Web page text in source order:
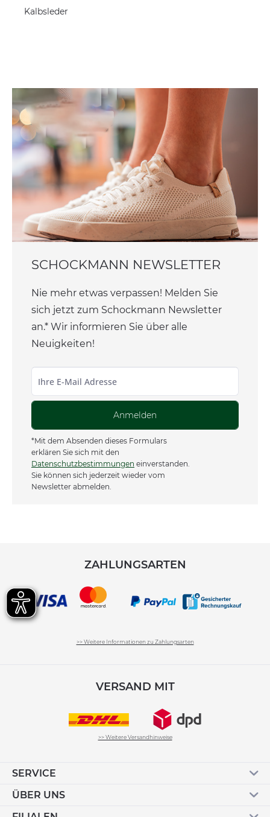
Kalbsleder
SCHOCKMANN NEWSLETTER
Nie mehr etwas verpassen! Melden Sie
sich jetzt zum Schockmann Newsletter
an.* Wir informieren Sie über alle
Neuigkeiten!
Anmelden
*Mit dem Absenden dieses Formulars
erklären Sie sich mit den
Datenschutzbestimmungen einverstanden.
Sie können sich jederzeit wieder vom
Newsletter abmelden.
ZAHLUNGSARTEN
>> Weitere Informationen zu Zahlungsarten
VERSAND MIT
>> Weitere Versandhinweise
SERVICE
ÜBER UNS